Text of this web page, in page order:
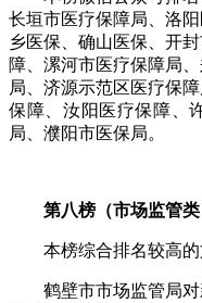
长垣市医疗保障局、洛
乡医保、确山医保、开
障、漯河市医疗保障局
局、济源示范区医疗保
保障、汝阳医疗保障、
局、濮阳市医保局。
第八榜（市场监管
本榜综合排名较高的
鹤壁市市场监管局对